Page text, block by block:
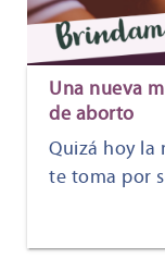
Una nueva
de aborto
Quizá hoy la
te toma por